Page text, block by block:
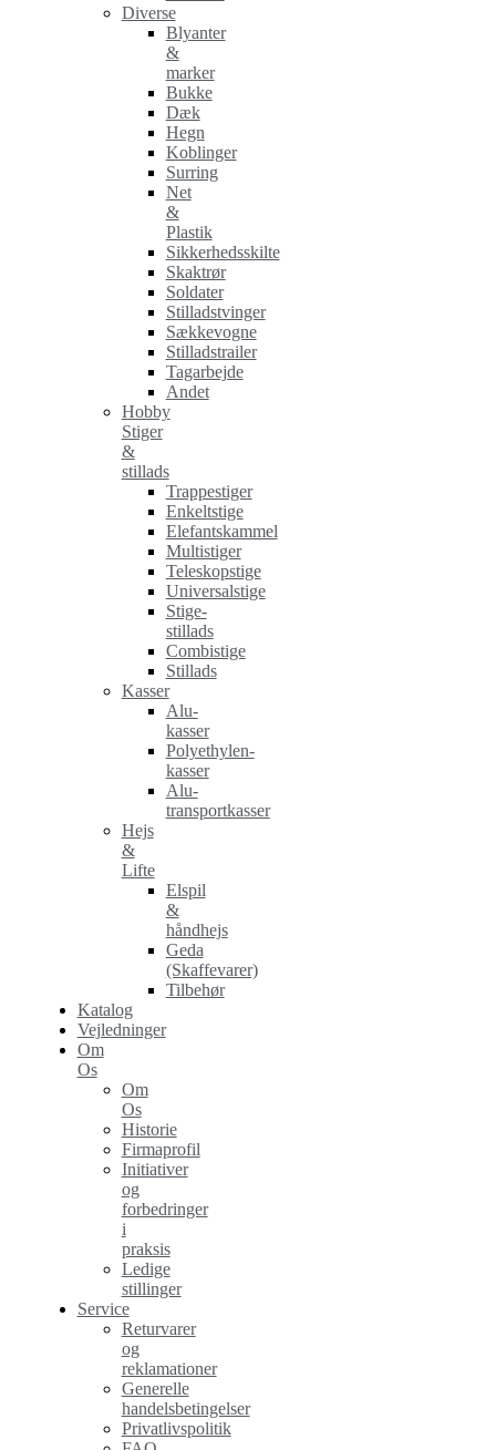
Diverse
Blyanter
&
marker
Bukke
Dæk
Hegn
Koblinger
Surring
Net
&
Plastik
Sikkerhedsskilte
Skaktrør
Soldater
Stilladstvinger
Sækkevogne
Stilladstrailer
Tagarbejde
Andet
Hobby
Stiger
&
stillads
Trappestiger
Enkeltstige
Elefantskammel
Multistiger
Teleskopstige
Universalstige
Stige-
stillads
Combistige
Stillads
Kasser
Alu-
kasser
Polyethylen-
kasser
Alu-
transportkasser
Hejs
&
Lifte
Elspil
&
håndhejs
Geda
(Skaffevarer)
Tilbehør
Katalog
Vejledninger
Om
Os
Om
Os
Historie
Firmaprofil
Initiativer
og
forbedringer
i
praksis
Ledige
stillinger
Service
Returvarer
og
reklamationer
Generelle
handelsbetingelser
Privatlivspolitik